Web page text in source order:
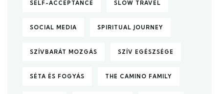
SELF-ACCEPTANCE SLOW TRAVEL
SOCIAL MEDIA SPIRITUAL JOURNEY
SZÍVBARÁT MOZGÁS SZÍV EGÉSZSÉGE
SÉTA ÉS FOGYÁS THE CAMINO FAMILY